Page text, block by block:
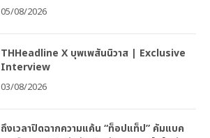
05/08/2026
THHeadline X บุพเพสันนิวาส | Exclusive
Interview
03/08/2026
ถึงเวลาปิดฉากความแค้น “ท็อปแท็ป” คัมแบค